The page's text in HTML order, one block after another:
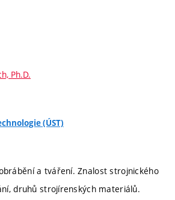
Ph.D.
(ÚST)
a tváření. Znalost strojnického
druhů strojírenských materiálů.